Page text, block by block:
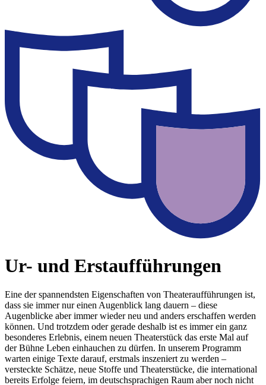
Ur- und Erstaufführungen
Eine der spannendsten Eigenschaften von Theateraufführungen ist,
dass sie immer nur einen Augenblick lang dauern – diese
Augenblicke aber immer wieder neu und anders erschaffen werden
können. Und trotzdem oder gerade deshalb ist es immer ein ganz
besonderes Erlebnis, einem neuen Theaterstück das erste Mal auf
der Bühne Leben einhauchen zu dürfen. In unserem Programm
warten einige Texte darauf, erstmals inszeniert zu werden –
versteckte Schätze, neue Stoffe und Theaterstücke, die international
bereits Erfolge feiern, im deutschsprachigen Raum aber noch nicht